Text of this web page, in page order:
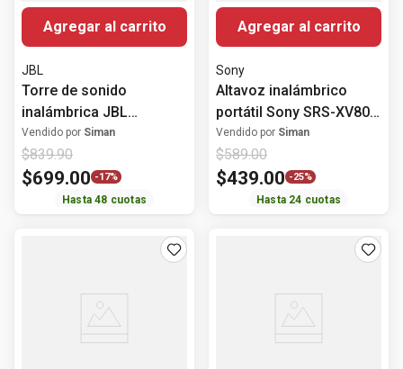
Agregar al carrito
JBL
Torre de sonido
inalámbrica JBL
Partybox 520 400 Watts
Vendido por Siman
$839.90
$699.00 -17%
Hasta48 cuotas
Agregar al carrito
Sony
Altavoz inalámbrico
portátil Sony SRS-XV800
Bluetooth 25 horas
Vendido por Siman
$589.00
$439.00 -25%
Hasta 24 cuotas